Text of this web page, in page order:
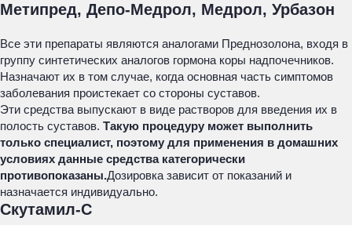
Метипред, Депо-Медрол, Медрол, Урбазон
Все эти препараты являются аналогами Преднозолона, входя в
группу синтетических аналогов гормона коры надпочечников.
Назначают их в том случае, когда основная часть симптомов
заболевания проистекает со стороны суставов.
Эти средства выпускают в виде растворов для введения их в
полость суставов. Такую процедуру может выполнить
только специалист, поэтому для применения в домашних
условиях данные средства категорически
противопоказаны.Дозировка зависит от показаний и
назначается индивидуально.
Скутамил-С